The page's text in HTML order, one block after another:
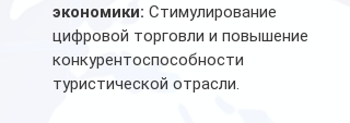
экономики: Стимулирование
цифровой торговли и повышение
конкурентоспособности
туристической отрасли.